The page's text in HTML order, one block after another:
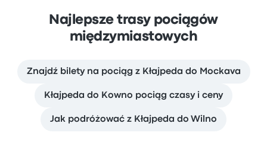
Najlepsze trasy pociągów
międzymiastowych
Znajdź bilety na pociąg z Kłajpeda do Mockava
Kłajpeda do Kowno pociąg czasy i ceny
Jak podróżować z Kłajpeda do Wilno